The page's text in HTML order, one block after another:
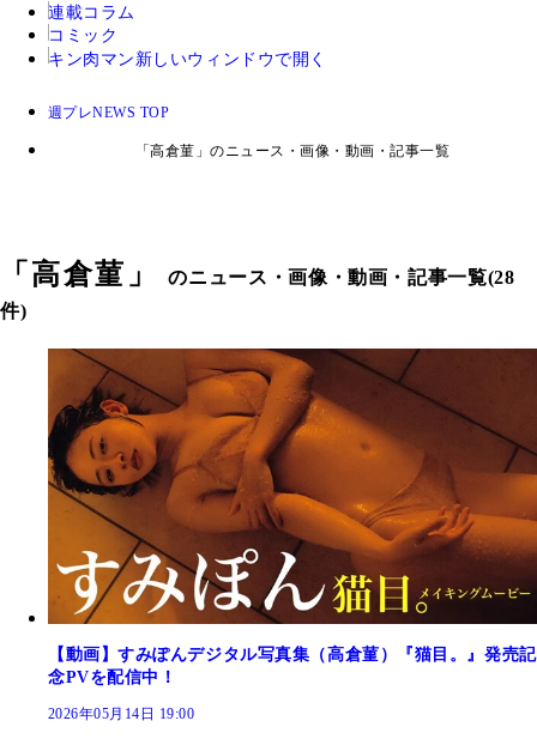
連載コラム
コミック
キン肉マン 新しいウィンドウで開く
週プレNEWS TOP
「高倉菫」のニュース・画像・動画・記事一覧
「 高倉菫 」のニュース・画像・動画・記事一覧(28
件)
【動画】すみぽんデジタル写真集（高倉菫）『猫目。』発売記
念PVを配信中！
2026年05月14日 19:00